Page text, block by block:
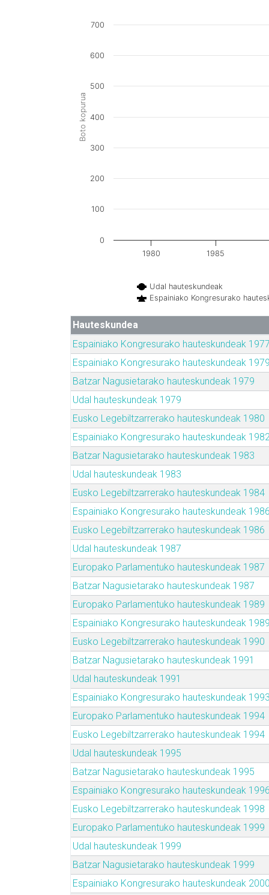
Boto kopurua
Udal hauteskundeak
Espainiako Kongresurako
1980 1985
0
100
200
300
400
500
600
700
Hauteskundea
Espainiako Kongresurako hauteskundeak 1977
Espainiako Kongresurako hauteskundeak 1979
Batzar Nagusietarako hauteskundeak 1979
Udal hauteskundeak 1979
Eusko Legebiltzarrerako hauteskundeak 1980
Espainiako Kongresurako hauteskundeak 1982
Batzar Nagusietarako hauteskundeak 1983
Udal hauteskundeak 1983
Eusko Legebiltzarrerako hauteskundeak 1984
Espainiako Kongresurako hauteskundeak 1986
Eusko Legebiltzarrerako hauteskundeak 1986
Udal hauteskundeak 1987
Europako Parlamentuko hauteskundeak 1987
Batzar Nagusietarako hauteskundeak 1987
Europako Parlamentuko hauteskundeak 1989
Espainiako Kongresurako hauteskundeak 1989
Eusko Legebiltzarrerako hauteskundeak 1990
Batzar Nagusietarako hauteskundeak 1991
Udal hauteskundeak 1991
Espainiako Kongresurako hauteskundeak 1993
Europako Parlamentuko hauteskundeak 1994
Eusko Legebiltzarrerako hauteskundeak 1994
Udal hauteskundeak 1995
Batzar Nagusietarako hauteskundeak 1995
Espainiako Kongresurako hauteskundeak 1996
Eusko Legebiltzarrerako hauteskundeak 1998
Europako Parlamentuko hauteskundeak 1999
Udal hauteskundeak 1999
Batzar Nagusietarako hauteskundeak 1999
Espainiako Kongresurako hauteskundeak 2000